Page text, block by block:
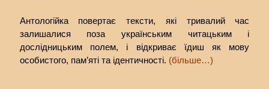
Антологійка повертає тексти, які тривалий час
залишалися поза українським читацьким і
дослідницьким полем, і відкриває їдиш як мову
особистого, пам’яті та ідентичності. (більше…)